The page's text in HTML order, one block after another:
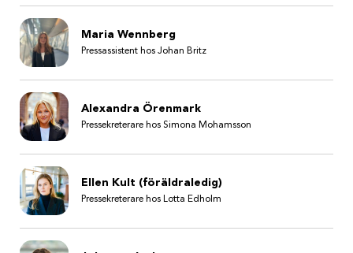
Maria Wennberg
Pressassistent hos Johan Britz
Alexandra Örenmark
Pressekreterare hos Simona Mohamsson
Ellen Kult (föräldraledig)
Pressekreterare hos Lotta Edholm